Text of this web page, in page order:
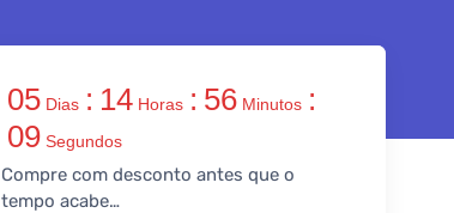
05 Dias : 14 Horas : 56 Minutos :
08 Segundos
Compre com desconto antes que o
tempo acabe…